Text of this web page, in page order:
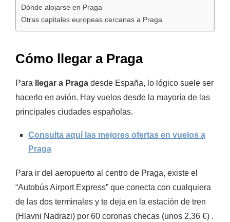
Dónde alojarse en Praga
Otras capitales europeas cercanas a Praga
Cómo llegar a Praga
Para llegar a Praga desde España, lo lógico suele ser
hacerlo en avión. Hay vuelos desde la mayoría de las
principales ciudades españolas.
Consulta aquí las mejores ofertas en vuelos a
Praga
Para ir del aeropuerto al centro de Praga, existe el
“AutobúsAirportExpress” que conecta con cualquiera
de las dos terminales y te deja en la estación de tren
(Hlavni Nadrazi) por 60 coronas checas (unos 2,36 €) .